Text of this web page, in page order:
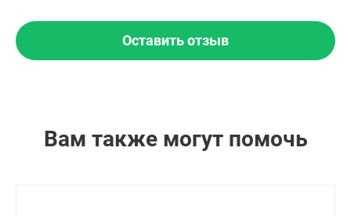
Оставить отзыв
Вам также могут помочь